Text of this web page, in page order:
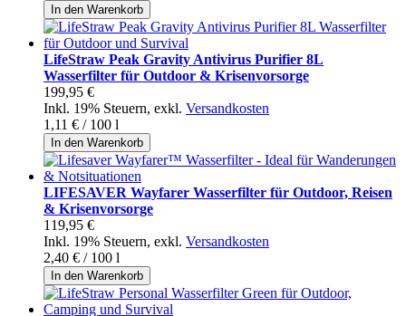
In den Warenkorb
LifeStraw Peak Gravity Antivirus Purifier 8L
Wasserfilter für Outdoor & Krisenvorsorge
199,95 €
Inkl. 19% Steuern, exkl. Versandkosten
1,11 € / 100 l
In den Warenkorb
LIFESAVER Wayfarer Wasserfilter für Outdoor, Reisen
& Krisenvorsorge
119,95 €
Inkl. 19% Steuern, exkl. Versandkosten
2,40 € / 100 l
In den Warenkorb